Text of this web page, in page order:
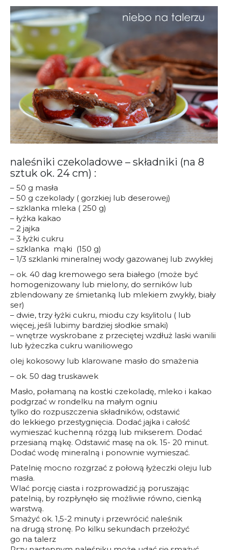
naleśniki czekoladowe – składniki (na 8
sztuk ok. 24 cm) :
– 50 g masła
– 50 g czekolady ( gorzkiej lub deserowej)
– szklanka mleka ( 250 g)
– łyżka kakao
– 2 jajka
– 3 łyżki cukru
– szklanka mąki (150 g)
– 1/3 szklanki mineralnej wody gazowanej lub zwykłej
– ok. 40 dag kremowego sera białego (może być
homogenizowany lub mielony, do serników lub
zblendowany ze śmietanką lub mlekiem zwykły, biały
ser)
– dwie, trzy łyżki cukru, miodu czy ksylitolu ( lub
więcej, jeśli lubimy bardziej słodkie smaki)
– wnętrze wyskrobane z przeciętej wzdłuż laski wanilii
lub łyżeczka cukru waniliowego
olej kokosowy lub klarowane masło do smażenia
– ok. 50 dag truskawek
Masło, połamaną na kostki czekoladę, mleko i kakao
podgrzać w rondelku na małym ogniu
tylko do rozpuszczenia składników, odstawić
do lekkiego przestygnięcia. Dodać jajka i całość
wymieszać kuchenną rózgą lub mikserem. Dodać
przesianą mąkę. Odstawić masę na ok. 15- 20 minut.
Dodać wodę mineralną i ponownie wymieszać.
Patelnię mocno rozgrzać z połową łyżeczki oleju lub
masła.
Wlać porcję ciasta i rozprowadzić ją poruszając
patelnią, by rozpłynęło się możliwie równo, cienką
warstwą.
Smażyć ok. 1,5-2 minuty i przewrócić naleśnik
na drugą stronę. Po kilku sekundach przełożyć
go na talerz